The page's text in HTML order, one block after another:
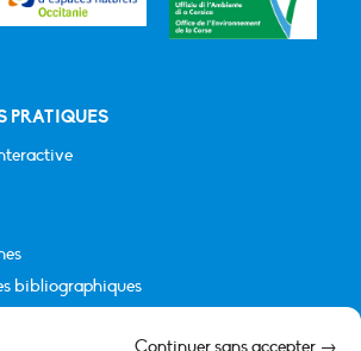
Continuer sans accepter →
PRATIQUES
bibliographiques